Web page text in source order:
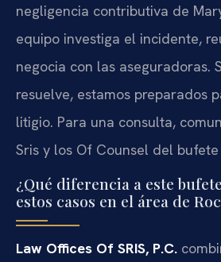
negligencia contributiva de
equipo investiga el incidente,
negocia con las aseguradoras.
resuelve, estamos preparados
litigio. Para una consulta,
Sris y los Of Counsel del
¿Qué diferencia a este
estos casos en el área de
Law Offices Of SRIS, P.C.